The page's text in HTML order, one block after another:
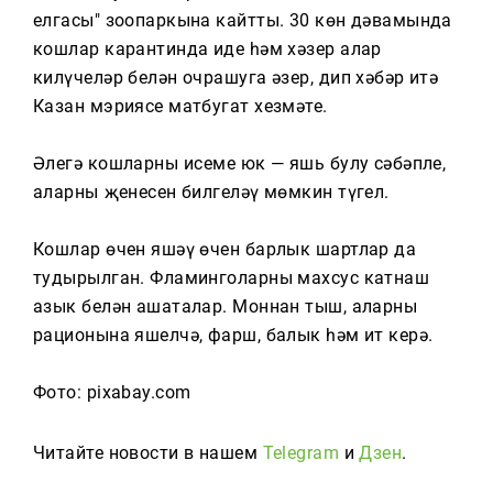
елгасы" зоопаркына кайтты. 30 көн дәвамында
кошлар карантинда иде һәм хәзер алар
килүчеләр белән очрашуга әзер, дип хәбәр итә
Казан мэриясе матбугат хезмәте.
Әлегә кошларның исеме юк — яшь булу сәбәпле,
аларның җенесен билгеләү мөмкин түгел.
Кошлар өчен яшәү өчен барлык шартлар да
тудырылган. Фламинголарны махсус катнаш
азык белән ашаталар. Моннан тыш, аларның
рационына яшелчә, фарш, балык һәм ит керә.
Фото: pixabay.com
Читайте новости в нашем Telegram иДзен.